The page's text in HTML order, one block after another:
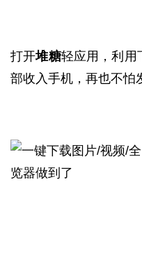
打开堆糖轻应用，利用
部收入手机，再也不怕